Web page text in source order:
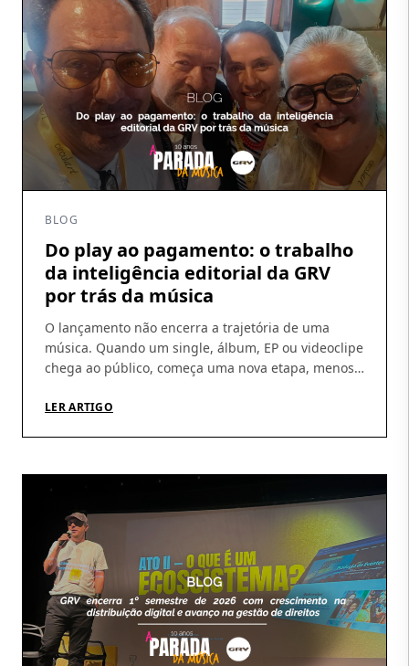
BLOG
Do play ao pagamento: o trabalho
da inteligência editorial da GRV
por trás da música
O lançamento não encerra a trajetória de uma
música. Quando um single, álbum, EP ou videoclipe
chega ao público, começa uma nova etapa, menos
circulação das obras, identificar utilizações, conferir
LER ARTIGO